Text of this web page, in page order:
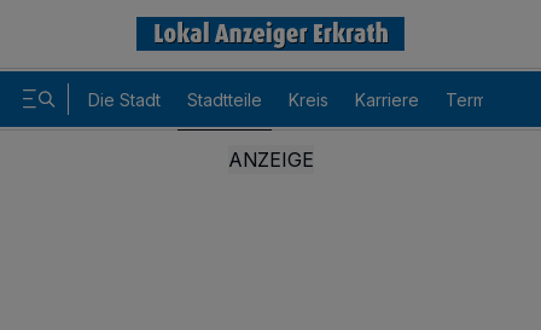
Die Stadt Stadtteile Kreis Karriere Termine